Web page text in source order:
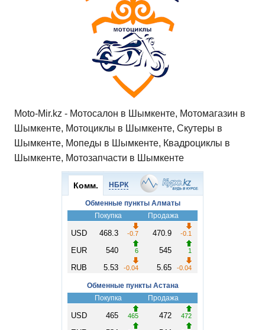
Moto-Mir.kz - Мотосалон в Шымкенте, Мотомагазин в
Шымкенте, Мотоциклы в Шымкенте, Скутеры в
Шымкенте, Мопеды в Шымкенте, Квадроциклы в
Шымкенте, Мотозапчасти в Шымкенте